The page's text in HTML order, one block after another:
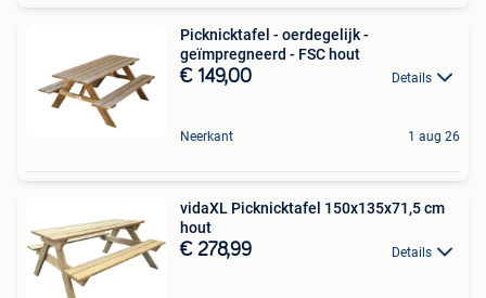
Picknicktafel - oerdegelijk -
geïmpregneerd - FSC hout
€ 149,00 Details
Neerkant 1 aug 26
vidaXL Picknicktafel 150x135x71,5 cm
hout
€ 278,99 Details